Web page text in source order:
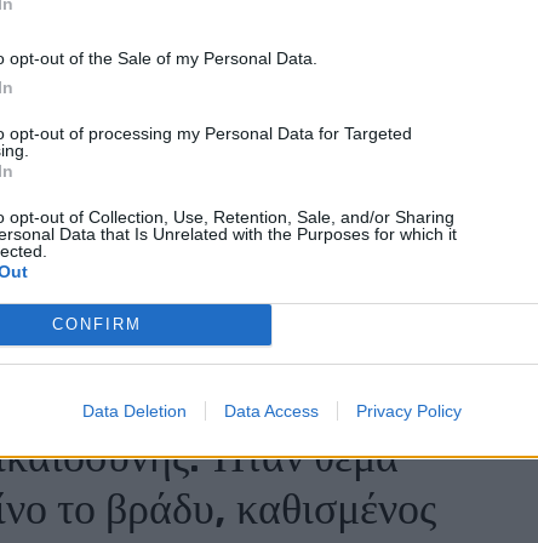
opt-out of the Sale of my Personal Data.
opt-out of processing my Personal Data for Targeted
opt-out of Collection, Use, Retention, Sale, and/or Sharing
Data that Is Unrelated with the Purposes for which it
CONFIRM
Data Deletion Data Access Privacy Policy
Από κάτω, μια
να πληρώσει,
για πολλή ώρα.
καρτέλα. «Νέα
κορυφή εμφανίστηκε
Ίδιο κτίριο.
μέλλον — χωρίς εμένα.
από τα πνευμόνια
Ήταν θέμα
το βράδυ, καθισμένος